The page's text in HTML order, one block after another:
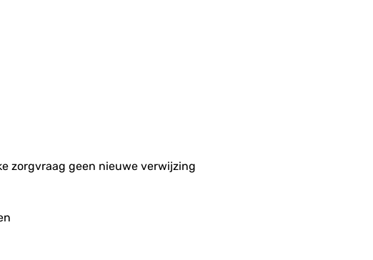
zorgvraag geen nieuwe verwijzing